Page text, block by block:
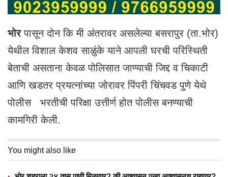
भोरपासून दोन कि मी अंतरावर असलेल्या बसरापुर (ता.भोर)
येथील विशाल केशव साळुंके याने आपली घरची परिस्थिती
बेताची असताना केवळ पोलिसात जाण्याची जिद्द व चिकाटी
आणि खडतर प्रयत्नांच्या जोरावर पिंपरी चिंचवड पुणे येथे
पोलीस भरतीची परिक्षा उत्तीर्ण होत पोलीस बनण्याची
कामगिरी केली.
You might also like